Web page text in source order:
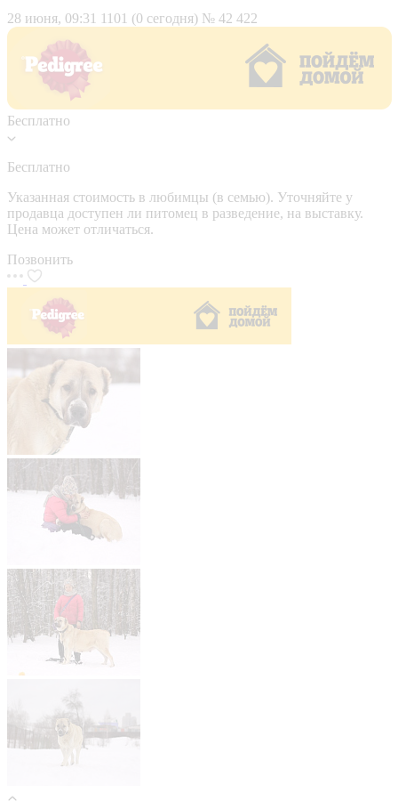
28 июня, 09:31 1101 (0 сегодня) № 42 422
Бесплатно
Бесплатно
Указанная стоимость в любимцы (в семью). Уточняйте у
продавца доступен ли питомец в разведение, на выставку.
Цена может отличаться.
Позвонить